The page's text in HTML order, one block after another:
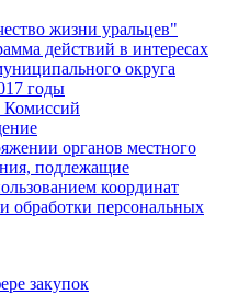
жизни уральцев"
действий в интересах
округа
годы
Комиссий
органов местного
подлежащие
координат
обработки персональных
закупок